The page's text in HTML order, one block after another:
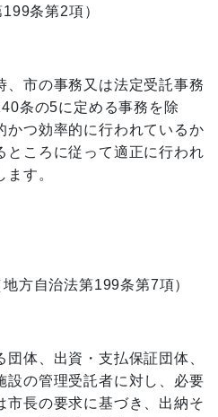
条第2項）
市の事務又は法定受託事務
条の5に定める事務を除
かつ効率的に行われているか
ところに従って適正に行われ
す。
地方自治法第199条第7項）
体、出資・支払保証団体、
設の管理受託者に対し、必要
市長の要求に基づき、出納そ